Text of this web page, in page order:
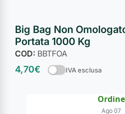
Big Bag Non
Portata 1000 Kg
COD: BBTFOA
4,70€ IVA esclusa
Ordine
Ago 07